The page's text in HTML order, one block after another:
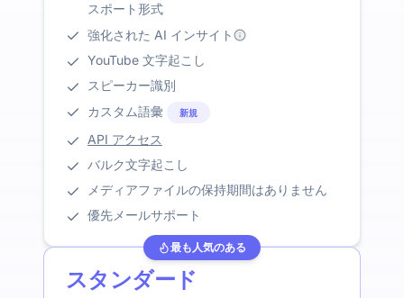
スポート形式
強化された AI インサイト
YouTube 文字起こし
スピーカー識別
カスタム語彙
新規
API アクセス
バルク文字起こし
メディアファイルの保持期間はありません
優先メールサポート
最も人気のある
スタンダード